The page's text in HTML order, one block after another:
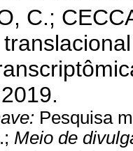
C.;
Pesquisa
Meio de